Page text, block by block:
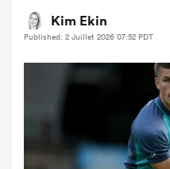
Kim Ekin
Published: 2 Juillet 2026 07:52 PDT